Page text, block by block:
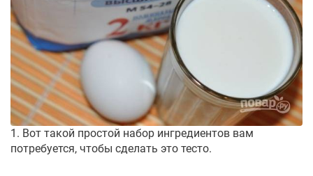
1. Вот такой простой набор ингредиентов вам
потребуется, чтобы сделать это тесто.